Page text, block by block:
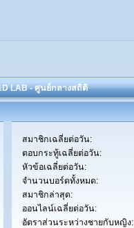
LAB - ศูนย์กลางสถิติ
สมาชิกเฉลี่ยต่อวัน:
ตอบกระทู้เฉลี่ยต่อวัน:
หัวข้อเฉลี่ยต่อวัน:
จำนวนบอร์ดทั้งหมด:
สมาชิกล่าสุด:
ออนไลน์เฉลี่ยต่อวัน:
อัตราส่วนระหว่างชายกับหญิง: